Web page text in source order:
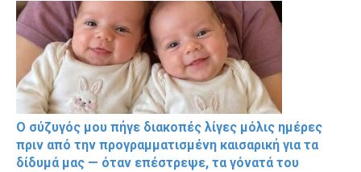
Ο σύζυγός μου πήγε διακοπές λίγες μόλις ημέρες
πριν από την προγραμματισμένη καισαρική για τα
δίδυμά μας — όταν επέστρεψε, τα γόνατά του